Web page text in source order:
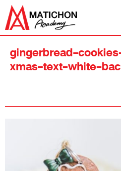
Skip
content
gingerbread-
xmas-text-white-